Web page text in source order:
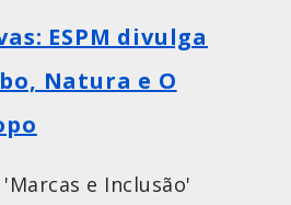
ESPM divulga
Natura e O
e Inclusão'